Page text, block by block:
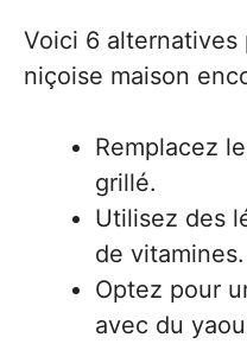
Voici 6 alternatives
niçoise maison
Remplacez
grillé.
Utilisez des
de vitamines.
Optez pour
avec du